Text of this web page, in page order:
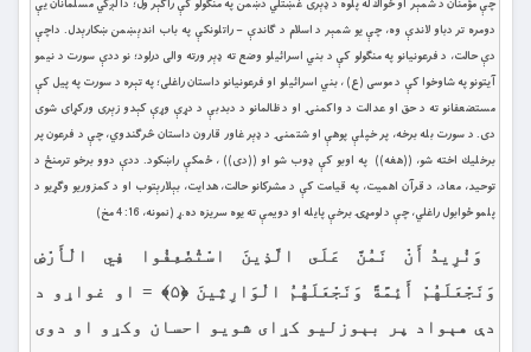
دومره تر دباو لاندې وه، چې يو شمېر د اسلام د ګاندې – راتلونکې په باب اندېښمن ښکارېدل. داچې
دې حالت، د فرعونيانو په منګولو كې د بني اسرائيلو وضع ته ډېر ورته والى درلود؛ نو ددې سورت د نيمو
آيتونو په شاوخوا كې د موسى (ع) ، بني اسرائيلو او فرعونيانو داستان راغلى؛ په تېره د سورت په پيل كې
مستضعفانو ته د حق او عدالت د واكمنۍ او د ظالمانو د دبدبې د دړې وړې كېدو زېرى وركړاى شوى
دى. د سورت بله برخه، پر خپلې پوهې او شتمنۍ د ډېر غاور قارون داستان څرګندوي، چې د فرعون پر
برخليك اخته شو، ((هغه)) په اوبو كې ډوب شو او ((دى)) ، ځمكې راښكود. ددې دوو برخو ترمنځ د
توحيد، معاد، د قرآن اهميت، په قيامت كې د مشركانو حالت، هدايت، بېلارېتوب او د كمزوريو وګړيو د
پلمو ځوابول راغلي، چې د لومړۍ برخې پايله او دويمې ته یوه سريزه ده.ړ (نمونه، 16: 4 مخ)
وَنُرِيدُ أَنْ نَمُنَّ عَلَى الَّذِينَ اسْتُضْعِفُوا فِي الْأَرْضِ
وَنَجْعَلَهُمْ أَئِمَّةً وَنَجْعَلَهُمُ الْوَارِثِينَ ﴿۵﴾ = او غواړو د
دې هېواد پر بېوزليو کړاى شويو احسان وکړو او دوى